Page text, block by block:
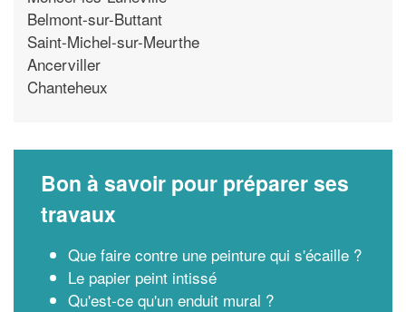
Belmont-sur-Buttant
Saint-Michel-sur-Meurthe
Ancerviller
Chanteheux
Bon à savoir pour préparer ses
travaux
Que faire contre une peinture qui s'écaille ?
Le papier peint intissé
Qu'est-ce qu'un enduit mural ?